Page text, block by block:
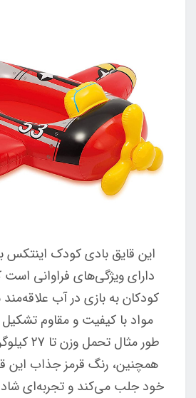
این قایق بادی کودک اینتکس
دارای ویژگی‌های فراوانی
کودکان به بازی در آب
مواد با کیفیت و مقاوم
طور مثال
همچنین، رنگ قرمز جذاب این
خود جلب می‌کند و تجربه‌ای شاد